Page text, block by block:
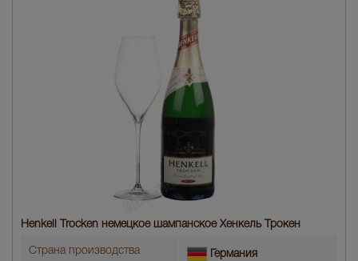
Henkell Trocken немецкое шампанское Хенкель Трокен
Страна производства Германия